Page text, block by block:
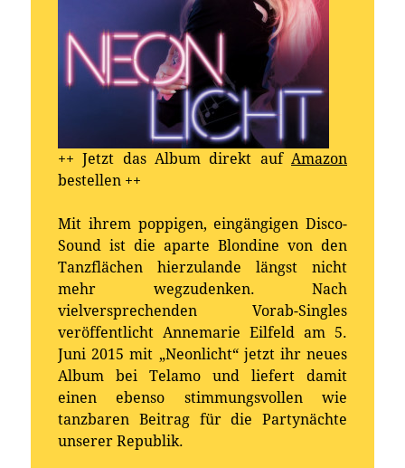
++ Jetzt das Album direkt auf Amazon
bestellen ++
Mit ihrem poppigen, eingängigen Disco-
Sound ist die aparte Blondine von den
Tanzflächen hierzulande längst nicht
mehr wegzudenken. Nach
vielversprechenden Vorab-Singles
veröffentlicht Annemarie Eilfeld am 5.
Juni 2015 mit „Neonlicht“ jetzt ihr neues
Album bei Telamo und liefert damit
einen ebenso stimmungsvollen wie
tanzbaren Beitrag für die Partynächte
unserer Republik.